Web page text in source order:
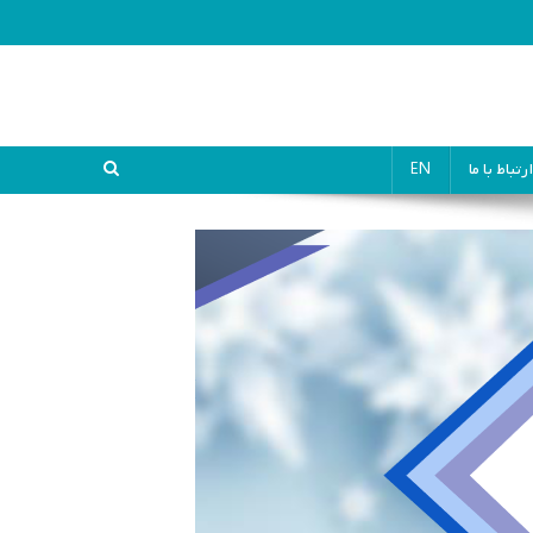
ارتباط با ما EN